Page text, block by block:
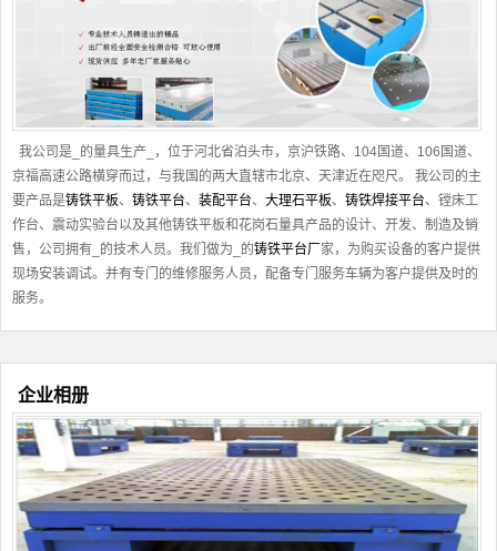
我公司是_的量具生产_，位于河北省泊头市，京沪铁路、104国道、106国道、
京福高速公路横穿而过，与我国的两大直辖市北京、天津近在咫尺。 我公司的主
要产品是铸铁平板、 铸铁平台、 装配平台、 大理石平板、 铸铁焊接平台、镗床工
作台、震动实验台以及其他铸铁平板和花岗石量具产品的设计、开发、制造及销
售，公司拥有_的技术人员。我们做为_的铸铁平台厂家，为购买设备的客户提供
现场安装调试。并有专门的维修服务人员，配备专门服务车辆为客户提供及时的
服务。
企业相册